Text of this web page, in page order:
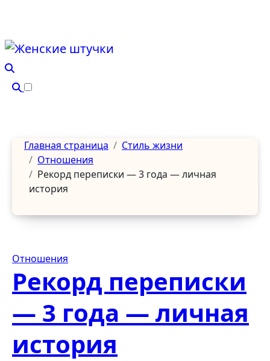
Главная страница
Стиль жизни
Отношения
Рекорд переписки — 3 года — личная
история
Отношения
Рекорд переписки
— 3 года — личная
история